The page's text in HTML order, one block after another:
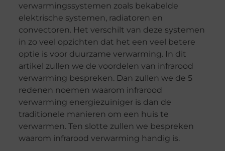
verwarmingssystemen zoals bekabelde
elektrische systemen, radiatoren en
convectoren. Het verschilt van deze systemen
in zo veel opzichten dat het een veel betere
optie is voor duurzame verwarming. In dit
artikel zullen we de voordelen van infrarood
verwarming bespreken. Dan zullen we de 5
redenen noemen waarom infrarood
verwarming energiezuiniger is dan de
traditionele manieren om een huis te
verwarmen. Ten slotte zullen we bespreken
waarom infrarood verwarming handig is.